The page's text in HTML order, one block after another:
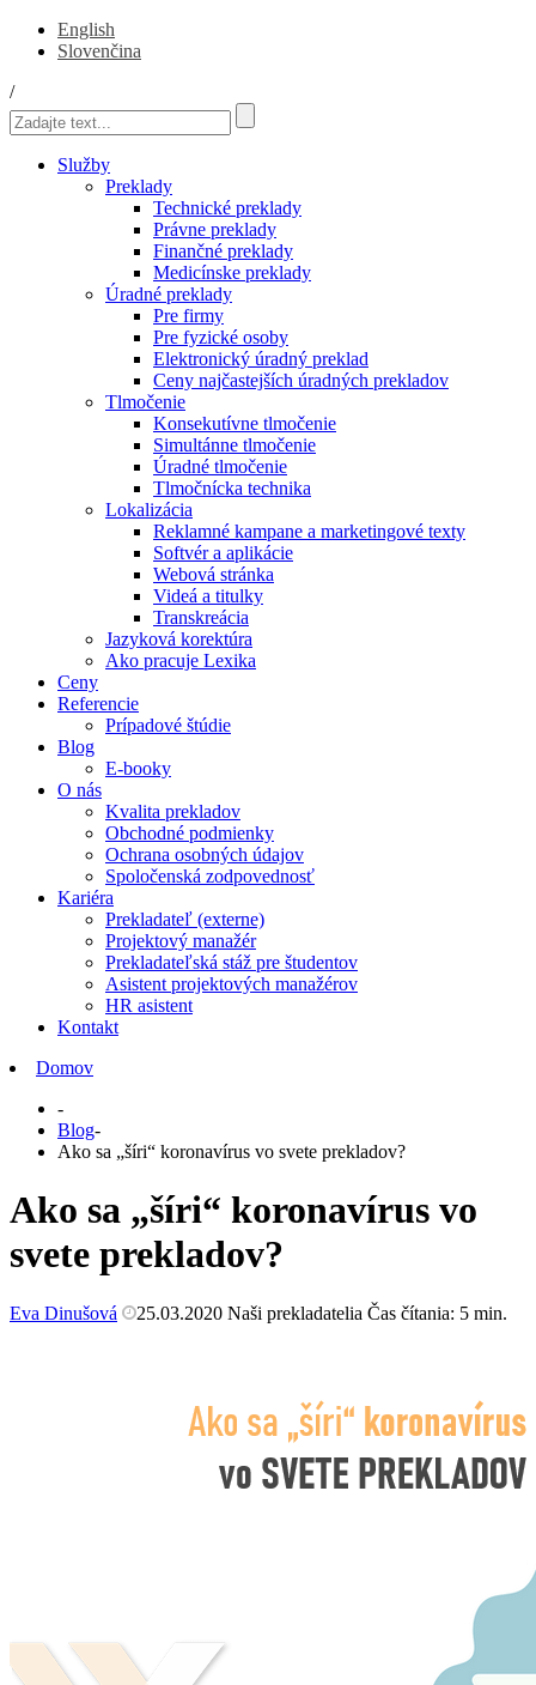
English
Slovenčina
/
Služby
Preklady
Technické preklady
Právne preklady
Finančné preklady
Medicínske preklady
Úradné preklady
Pre firmy
Pre fyzické osoby
Elektronický úradný preklad
Ceny najčastejších úradných prekladov
Tlmočenie
Konsekutívne tlmočenie
Simultánne tlmočenie
Úradné tlmočenie
Tlmočnícka technika
Lokalizácia
Reklamné kampane a marketingové texty
Softvér a aplikácie
Webová stránka
Videá a titulky
Transkreácia
Jazyková korektúra
Ako pracuje Lexika
Ceny
Referencie
Prípadové štúdie
Blog
E-booky
O nás
Kvalita prekladov
Obchodné podmienky
Ochrana osobných údajov
Spoločenská zodpovednosť
Kariéra
Prekladateľ (externe)
Projektový manažér
Prekladateľská stáž pre študentov
Asistent projektových manažérov
HR asistent
Kontakt
Domov
-
Blog-
Ako sa „šíri“ koronavírus vo svete prekladov?
Ako sa „šíri“ koronavírus vo
svete prekladov?
Eva Dinušová 25.03.2020 Naši prekladatelia Čas čítania: 5 min.